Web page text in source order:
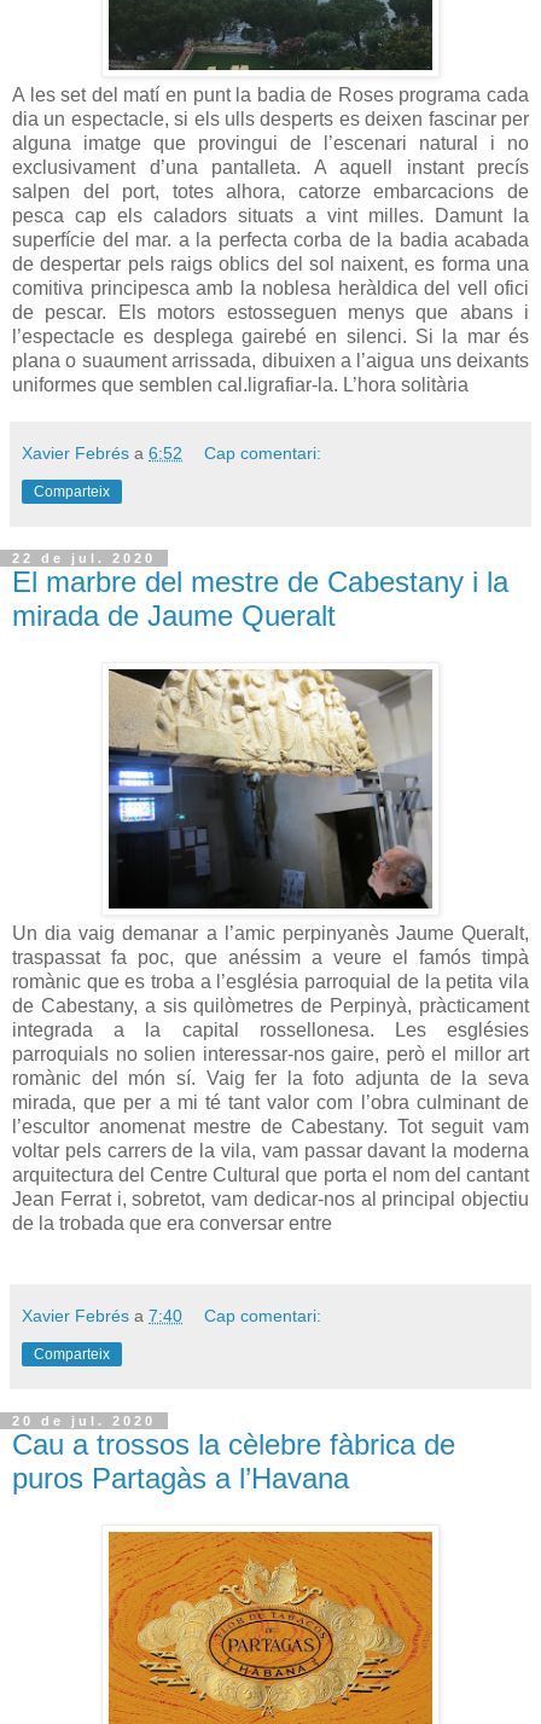
A les set del matí en punt la badia de Roses programa cada
dia un espectacle, si els ulls desperts es deixen fascinar per
alguna imatge que provingui de l’escenari natural i no
exclusivament d’una pantalleta. A aquell instant precís
salpen del port, totes alhora, catorze embarcacions de
pesca cap els caladors situats a vint milles. Damunt la
superfície del mar. a la perfecta corba de la badia acabada
de despertar pels raigs oblics del sol naixent, es forma una
comitiva principesca amb la noblesa heràldica del vell ofici
de pescar. Els motors estosseguen menys que abans i
l’espectacle es desplega gairebé en silenci. Si la mar és
plana o suaument arrissada, dibuixen a l’aigua uns deixants
uniformes que semblen cal.ligrafiar-la. L’hora solitària
Xavier Febrés a 6:52 Cap comentari:
Comparteix
22 de jul. 2020
El marbre del mestre de Cabestany i la
mirada de Jaume Queralt
Un dia vaig demanar a l’amic perpinyanès Jaume Queralt,
traspassat fa poc, que anéssim a veure el famós timpà
romànic que es troba a l’església parroquial de la petita vila
de Cabestany, a sis quilòmetres de Perpinyà, pràcticament
integrada a la capital rossellonesa. Les esglésies
parroquials no solien interessar-nos gaire, però el millor art
romànic del món sí. Vaig fer la foto adjunta de la seva
mirada, que per a mi té tant valor com l’obra culminant de
l’escultor anomenat mestre de Cabestany. Tot seguit vam
voltar pels carrers de la vila, vam passar davant la moderna
arquitectura del Centre Cultural que porta el nom del cantant
Jean Ferrat i, sobretot, vam dedicar-nos al principal objectiu
de la trobada que era conversar entre
Xavier Febrés a 7:40 Cap comentari:
Comparteix
20 de jul. 2020
Cau a trossos la cèlebre fàbrica de
puros Partagàs a l’Havana